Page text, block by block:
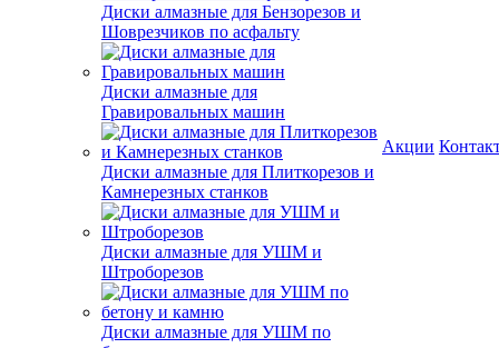
Диски алмазные для Бензорезов и
Шоврезчиков по асфальту
Диски алмазные для
Гравировальных машин
Диски алмазные для Плиткорезов и
Камнерезных станков
Диски алмазные для УШМ и
Штроборезов
Диски алмазные для УШМ по
Акции